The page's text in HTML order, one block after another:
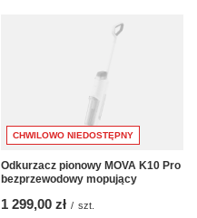
CHWILOWO NIEDOSTĘPNY
Odkurzacz pionowy MOVA K10 Pro
bezprzewodowy mopujący
1 299,00 zł / szt.